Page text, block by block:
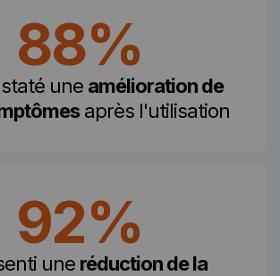
88%
une amélioration de
après l'utilisation
92%
une réduction de la